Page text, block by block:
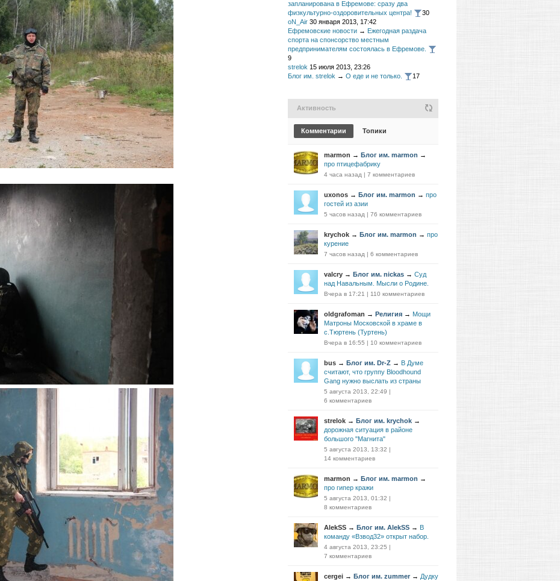
запланирована в Ефремове: сразу два
физкультурно-оздоровительных центра!
30
oN_Air 30 января 2013, 17:42
Ефремовские новости → Ежегодная раздача
спорта на спонсорство местным
предпринимателям состоялась в Ефремове.
9
strelok 15 июля 2013, 23:26
Блог им. strelok → О еде и не только. 17
Активность
Комментарии Топики
marmon → Блог им. marmon →
про птицефабрику
4 часа назад | 7 комментариев
uxonos → Блог им. marmon → про
гостей из азии
5 часов назад | 76 комментариев
krychok → Блог им. marmon → про
курение
7 часов назад | 6 комментариев
valcry → Блог им. nickas → Суд
над Навальным. Мысли о Родине.
Вчера в 17:21 | 110 комментариев
oldgrafoman → Религия → Мощи
Матроны Московской в храме в
с.Тюртень (Туртень)
Вчера в 16:55 | 10 комментариев
bus → Блог им. Dr-Z → В Думе
считают, что группу Bloodhound
Gang нужно выслать из страны
5 августа 2013, 22:49 |
6 комментариев
strelok → Блог им. krychok →
дорожная ситуация в районе
большого "Магнита"
5 августа 2013, 13:32 |
14 комментариев
marmon → Блог им. marmon →
про гипер кражи
5 августа 2013, 01:32 |
8 комментариев
AlekSS → Блог им. AlekSS → В
команду «Взвод32» открыт набор.
4 августа 2013, 23:25 |
7 комментариев
cergei → Блог им. zummer → Дудку